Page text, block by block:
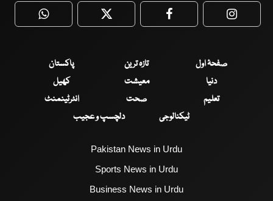
WhatsApp Twitter Facebook
صفحۂ اول تازہ ترین
پاکستان
دنیا
معیشت
کھیل
تعلیم
صحت
انٹرٹینمنٹ
ٹیکنالوجی
دلچسپ و عجیب
Pakistan News in Urdu
Sports News in Urdu
Business News in Urdu